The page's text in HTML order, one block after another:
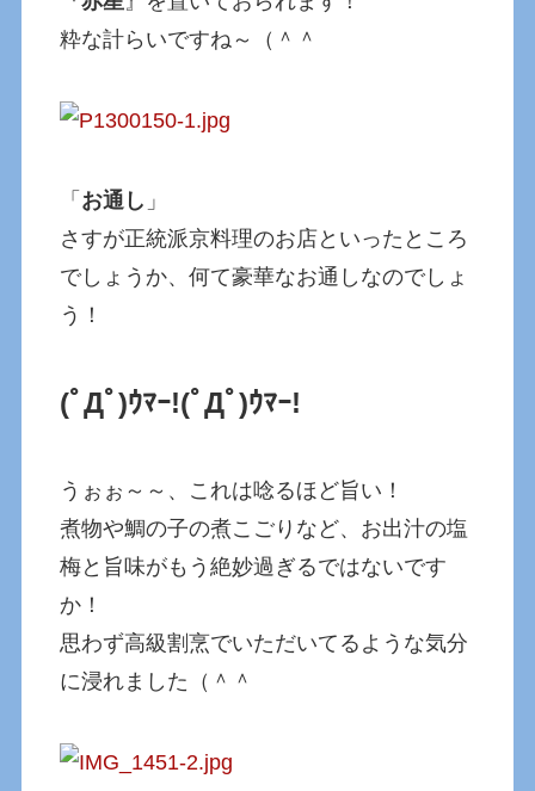
粋な計らいですね～（＾＾
「 お通し 」
さすが正統派京料理のお店といったところ
でしょうか、何て豪華なお通しなのでしょ
う！
(ﾟДﾟ)ｳﾏｰ!(ﾟДﾟ)ｳﾏｰ!
うぉぉ～～、これは唸るほど旨い！
煮物や鯛の子の煮こごりなど、お出汁の塩
梅と旨味がもう絶妙過ぎるではないです
か！
思わず高級割烹でいただいてるような気分
に浸れました（＾＾